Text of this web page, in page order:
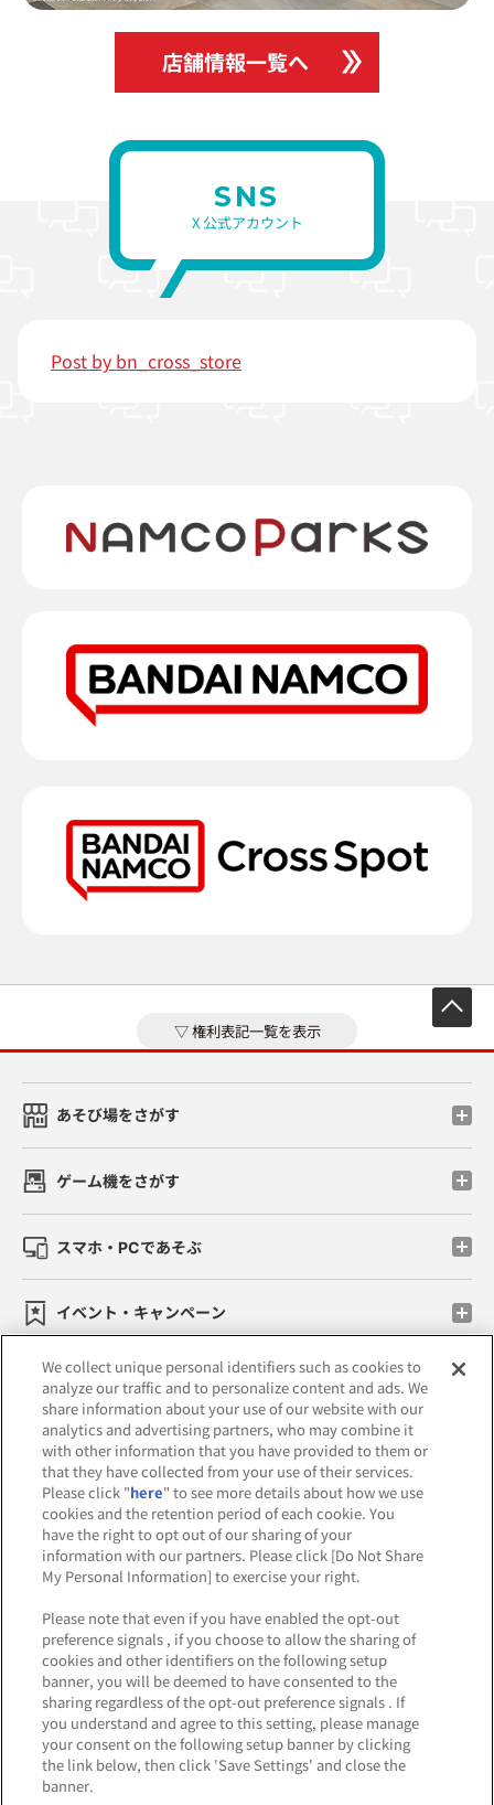
店舗情報一覧へ
SNS
X 公式アカウント
Post by bn_cross_store
権利表記一覧を表示
あそび場をさがす
ゲーム機をさがす
スマホ・PCであそぶ
イベント・キャンペーン
関連会社 サステナビリティ サイトポリシー
プライバシーポリシー
ウェブアクセシビリティ方針と検証結果
お取引先さまとともに 食品のご提供について
カスタマーハラスメント対応方針
よくあるご質問・お問い合わせ
We collect unique personal identifiers such as cookies to
analyze our traffic and to personalize content and ads. We
share information about your use of our website with our
analytics and advertising partners, who may combine it
with other information that you have provided to them or
that they have collected from your use of their services.
Please click "here" to see more details about how we use
cookies and the retention period of each cookie. You
have the right to opt out of our sharing of your
information with our partners. Please click [Do Not Share
My Personal Information] to exercise your right.
Please note that even if you have enabled the opt-out
preference signals , if you choose to allow the sharing of
cookies and other identifiers on the following setup
banner, you will be deemed to have consented to the
sharing regardless of the opt-out preference signals . If
you understand and agree to this setting, please manage
your consent on the following setup banner by clicking
the link below, then click 'Save Settings' and close the
banner.